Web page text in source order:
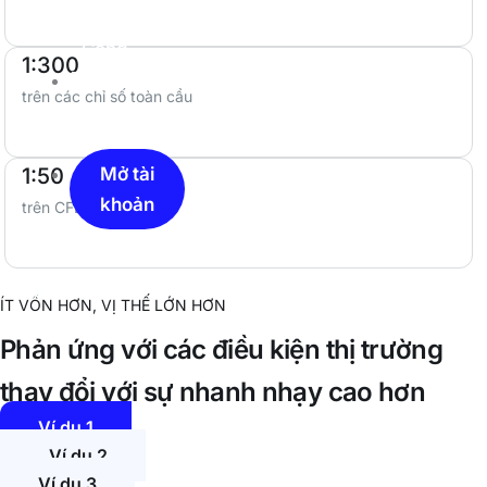
Cổng
Mở tài
khoản
X
1:300
trên các chỉ số toàn cầu
1:50
trên CFD tiền điện tử
ÍT VỐN HƠN, VỊ THẾ LỚN HƠN
Phản ứng với các điều kiện thị trường
thay đổi với sự nhanh nhạy cao hơn
Ví dụ 1
Ví dụ 2